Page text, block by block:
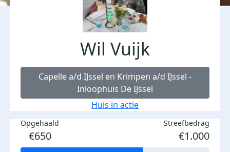
Wil Vuijk
Capelle a/d IJssel en Krimpen a/d IJssel -
Inloophuis De IJssel
Huis in actie
Opgehaald
€650
Streefbedrag
€1.000